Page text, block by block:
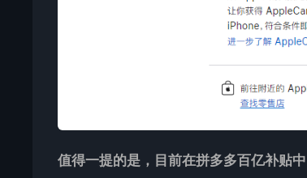
值得一提的是，目前在拼多多百亿补贴